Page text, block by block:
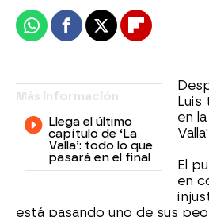
WhatsappFacebook
X Flipboard
Más información
Llega el último
capítulo de ‘La
Valla’: todo lo que
pasará en el final
Luis
en
El
en
está pasando uno de sus